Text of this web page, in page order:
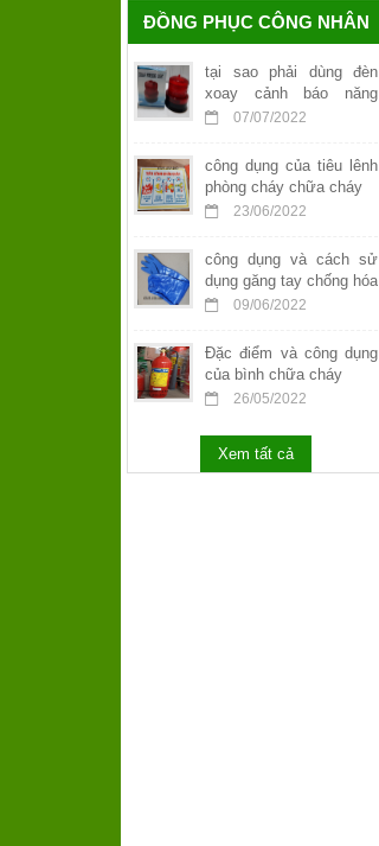
ĐỒNG PHỤC CÔNG NHÂN
tại sao phải dùng đèn
xoay cảnh báo năng
lượng mặt trời
07/07/2022
công dụng của tiêu lênh
phòng cháy chữa cháy
23/06/2022
công dụng và cách sử
dụng găng tay chống hóa
chất09/06/2022
Đặc điểm và công dụng
của bình chữa cháy
26/05/2022
Xem tất cả